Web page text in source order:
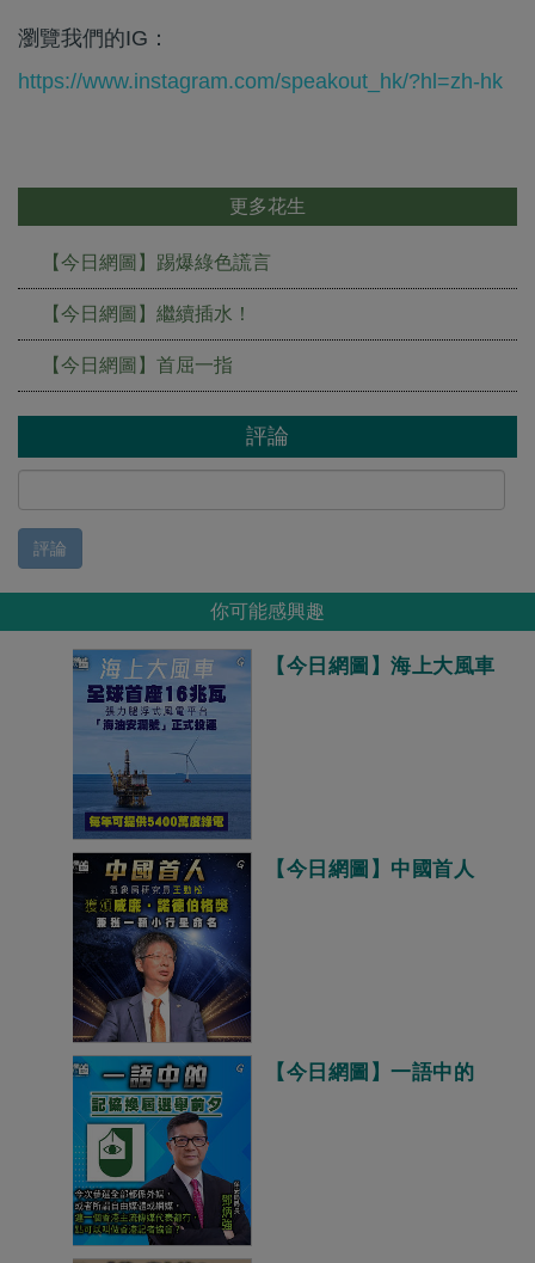
瀏覽我們的IG：
https://www.instagram.com/speakout_hk/?hl=zh-hk
更多花生
【今日網圖】踢爆綠色謊言
【今日網圖】繼續插水！
【今日網圖】首屈一指
評論
評論
你可能感興趣
【今日網圖】海上大風車
【今日網圖】中國首人
【今日網圖】一語中的